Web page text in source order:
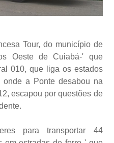
Tour, do município de
Oeste de Cuiabá-' que
010, que liga os estados
onde a Ponte desabou na
escapou por questões de
para transportar 44